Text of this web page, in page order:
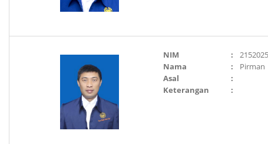
NIM :
Nama
:
Pirman
Asal
:
Keterangan
: